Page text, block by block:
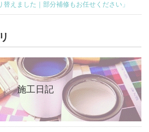
えました｜部分補修もお任せください」
施工日記